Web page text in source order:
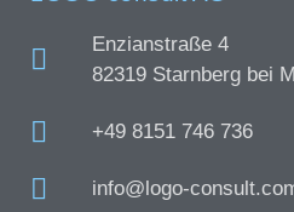
Enzianstraße 4
82319 Starnberg bei
+49 8151 746 736
info@logo-